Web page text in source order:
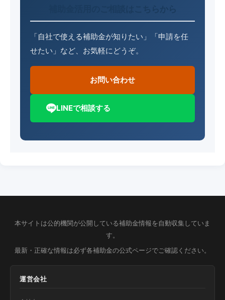
「自社で使える補助金が知りたい」「申請を任
せたい」など、お気軽にどうぞ。
お問い合わせ
LINEで相談する
本サイトは公的機関が公開している補助金情報を自動収集していま
す。
最新・正確な情報は必ず各補助金の公式ページでご確認ください。
運営会社